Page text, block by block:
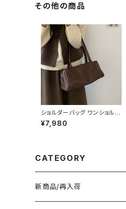
パンツスーツ ロングパンツ ペ
プラム ノーカラースーツ ペプ
ツ 大きいサイズ オフィス OL
オフィスカジュアル ビジネス
結婚式 パーティー お呼ばれ
ブラック ネイビー グレー S M
L XL 2XL 3XL 4XL 5XL 10
代 20代 30代 40代 C-WA
W1079
その他の商品
ショルダーバッグ ワンショルダ
ー フェイクレザー バッグ レデ
ィース 韓国 シンプル 大人可
¥7,980
CATEGORY
新商品/再入荷